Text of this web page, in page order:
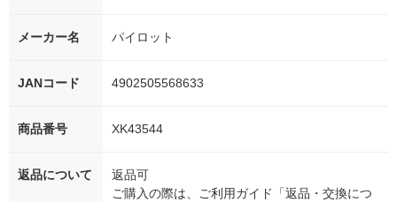
メーカー名 パイロット
JANコード 4902505568633
商品番号 XK43544
返品について
返品可
ご購入の際は、ご利用ガイド「返品・交換につ